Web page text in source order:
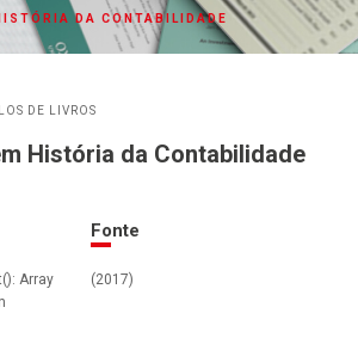
DA CONTABILIDADE
DE LIVROS
História da Contabilidade
Array
Fonte
(2017)